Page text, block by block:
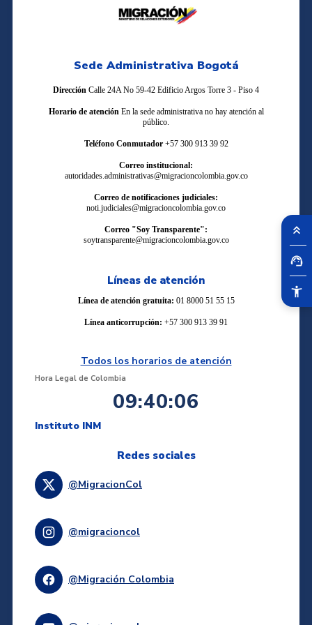
Sede Administrativa Bogotá
Dirección Calle 24A No 59-42 Edificio Argos Torre 3 - Piso 4
Horario de atención En la sede administrativa no hay atención al
público.
Teléfono Conmutador +57 300 913 39 92
Correo institucional:
autoridades.administrativas@migracioncolombia.gov.co
Correo de notificaciones judiciales:
noti.judiciales@migracioncolombia.gov.co
Correo "Soy Transparente":
soytransparente@migracioncolombia.gov.co
Líneas de atención
Línea de atención gratuita: 01 8000 51 55 15
Línea anticorrupción: +57 300 913 39 91
Todos los horarios de atención
Hora Legal de Colombia
09:40:06
Instituto INM
Redes sociales
@MigracionCol
@migracioncol
@Migración Colombia